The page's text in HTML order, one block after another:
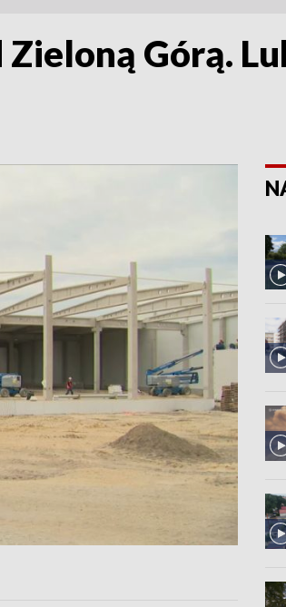
Górą.